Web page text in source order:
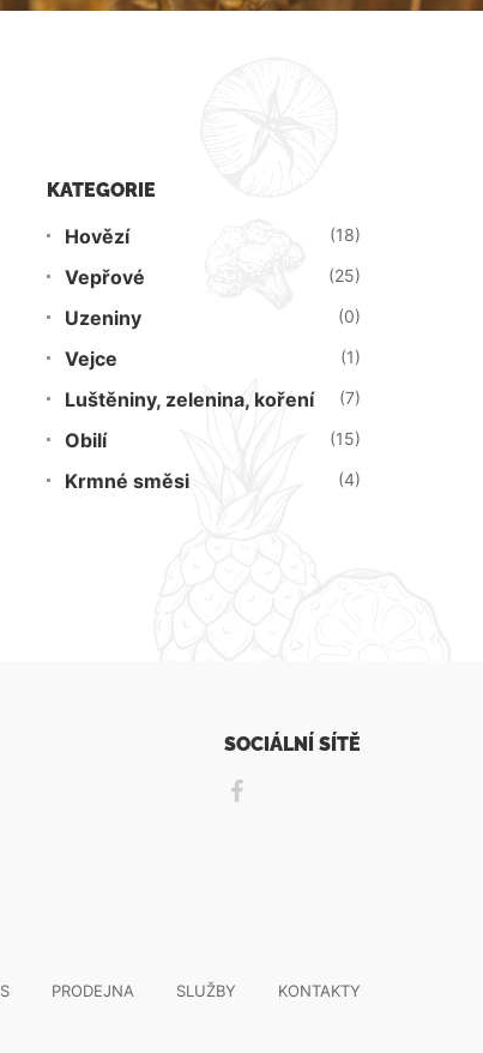
KATEGORIE
Hovězí (18)
Vepřové (25)
Uzeniny (0)
Vejce (1)
Luštěniny, zelenina, koření (7)
Obilí (15)
Krmné směsi (4)
SOCIÁLNÍ SÍTĚ
PRODEJNA SLUŽBY KONTAKTY